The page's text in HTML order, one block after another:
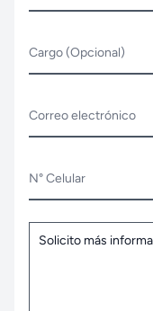
Cargo (Opcional)
Correo electrónico
N° Celular